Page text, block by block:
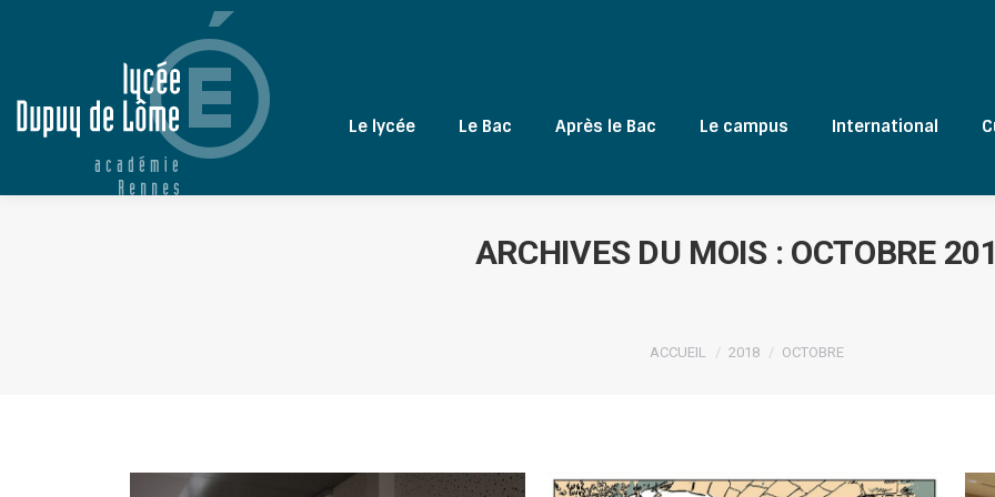
Le lycée Le Bac Après le Bac Le campus International
ARCHIVES DU MOIS : OCTOBRE
Vous êtes ici :
ACCUEIL 2018 OCTOBRE